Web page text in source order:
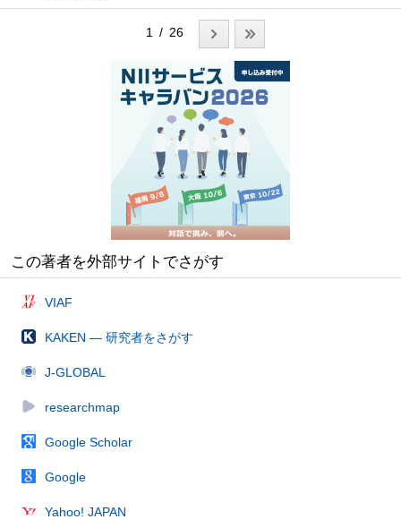
1 / 26
この著者を外部サイトでさがす
VIAF
KAKEN — 研究者をさがす
J-GLOBAL
researchmap
Google Scholar
Google
Yahoo! JAPAN